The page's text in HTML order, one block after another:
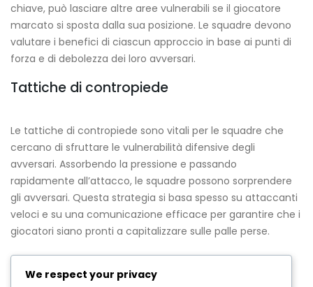
chiave, può lasciare altre aree vulnerabili se il giocatore
marcato si sposta dalla sua posizione. Le squadre devono
valutare i benefici di ciascun approccio in base ai punti di
forza e di debolezza dei loro avversari.
Tattiche di contropiede
Le tattiche di contropiede sono vitali per le squadre che
cercano di sfruttare le vulnerabilità difensive degli
avversari. Assorbendo la pressione e passando
rapidamente all’attacco, le squadre possono sorprendere
gli avversari. Questa strategia si basa spesso su attaccanti
veloci e su una comunicazione efficace per garantire che i
giocatori siano pronti a capitalizzare sulle palle perse.
Per eseguire un contropiede di successo, le squadre
dovrebbero concentrarsi sul mantenere una forma
We respect your privacy